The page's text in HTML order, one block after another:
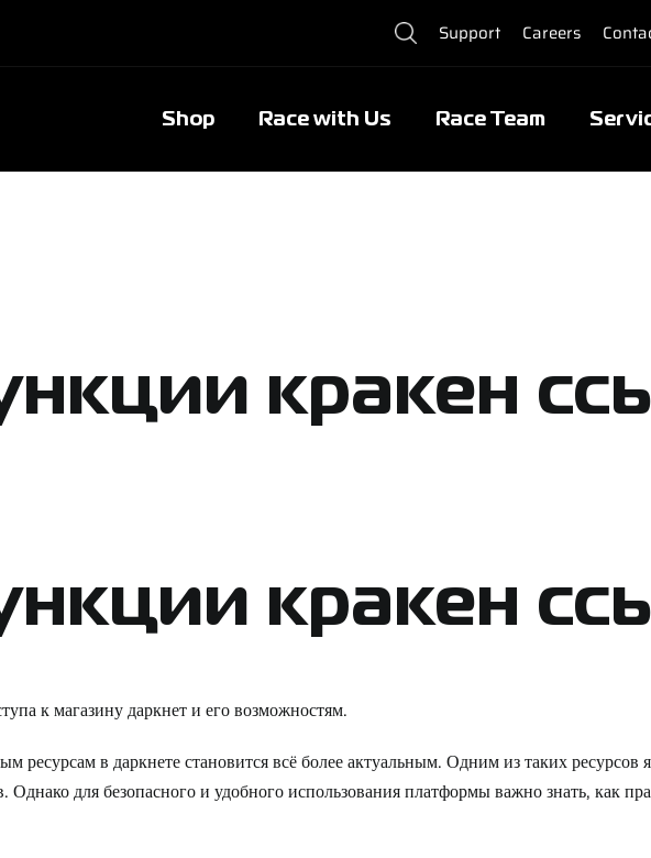
Support Careers
Shop Race with Us Race Team
кракен
кракен
к магазину даркнет и его возможностям.
в даркнете становится всё более актуальным. Одним из таких ресурсов
для безопасного и удобного использования платформы важно знать, как